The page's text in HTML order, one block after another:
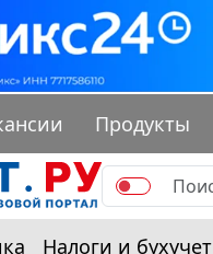
Продукты
Налоги и бухучет